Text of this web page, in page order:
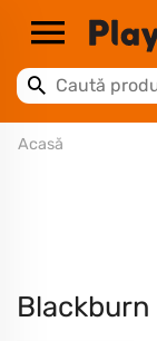
Acasă
Blackburn